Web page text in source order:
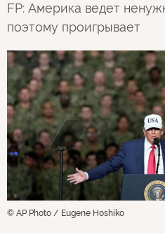
FP: Америка ведет
поэтому проигрывает
© AP Photo / Eugene Hoshiko